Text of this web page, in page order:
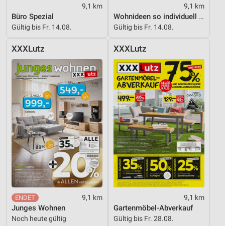
9,1 km
Büro Spezial
Gültig bis Fr. 14.08.
9,1 km
Wohnideen so individuell wie du!
Gültig bis Fr. 14.08.
XXXLutz
9,1 km
Junges Wohnen
Noch heute gültig
XXXLutz
9,1 km
Gartenmöbel-Abverkauf
Gültig bis Fr. 28.08.